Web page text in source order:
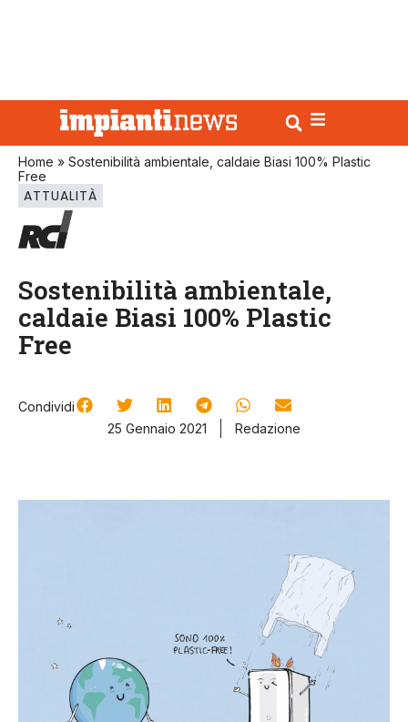
Home » Sostenibilità ambientale, caldaie Biasi 100% Plastic
Free
ATTUALITÀ
Sostenibilità ambientale,
caldaie Biasi 100% Plastic
Free
Condividi
25 Gennaio 2021
Redazione